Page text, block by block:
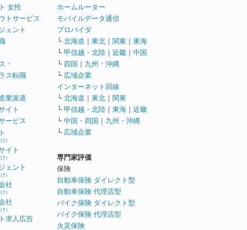
女性
トサービス
ェント
・
ス転職
業派遣
イト
ービス
）
イト
）
ェント
）
社
）
社
）
求人広告
ホームルーター
モバイルデータ通信
プロバイダ
└ 北海道 ｜ 東北 ｜ 関東 ｜ 東海
└ 甲信越・北陸 ｜ 近畿 ｜ 中国
└ 四国 ｜ 九州・沖縄
└ 広域企業
インターネット回線
└ 北海道 ｜ 東北 ｜ 関東
└ 甲信越・北陸 ｜ 東海 ｜ 近畿
└ 中国・四国 ｜ 九州・沖縄
└ 広域企業
専門家評価
保険
自動車保険 ダイレクト型
自動車保険 代理店型
バイク保険 ダイレクト型
バイク保険 代理店型
火災保険